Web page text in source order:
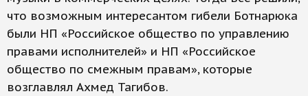
что возможным интересантом гибели Ботнарюка
были НП «Российское общество по управлению
правами исполнителей» и НП «Российское
общество по смежным правам», которые
возглавлял Ахмед Тагибов.